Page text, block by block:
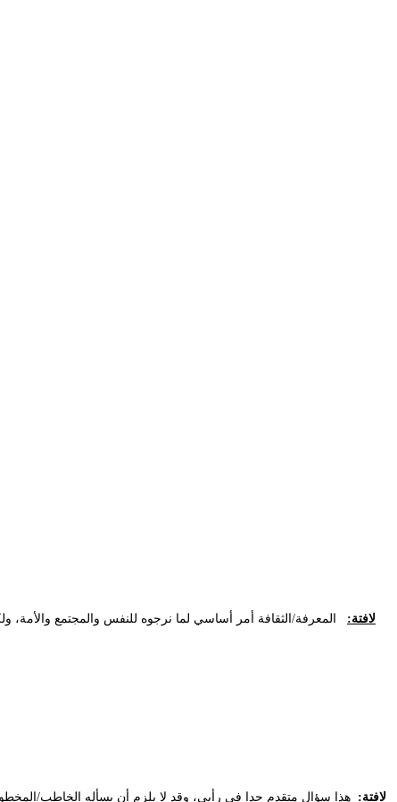
لافتة: المعرفة/الثقافة أمر أساسي لما نرجوه للنفس والمجتمع والأمة،
لافتة: هذا سؤال متقدم جدا في رأيي، وقد لا يلزم أن يسأله الخاطب/